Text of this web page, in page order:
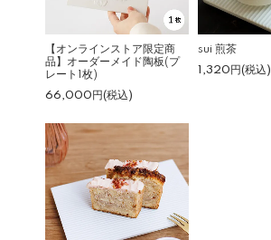
【オンラインストア限定商
品】オーダーメイド陶板(プ
レート1枚)
66,000円(税込)
sui 煎茶
1,320円(税込)